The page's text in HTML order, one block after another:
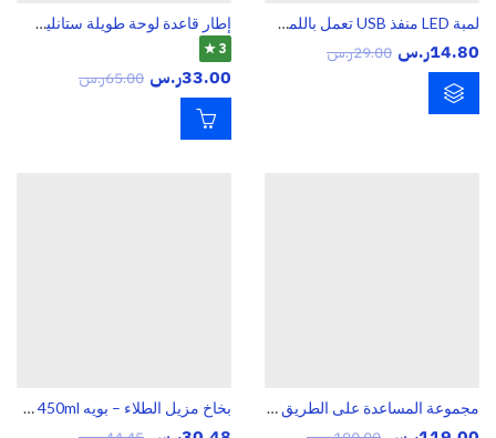
لمبة LED منفذ USB تعمل باللمس للإضاءة المحمولة خاصيه التحكم في شدة الإضائة
14.80ر.س 29.00ر.س
إطار قاعدة لوحة طويلة ستانليس ستيل مقاوم للصدأ
3 ★
33.00ر.س 65.00ر.س
مجموعة المساعدة على الطريق pro بخاخ مزيل الطلاء – بويه 450ml جيتسون